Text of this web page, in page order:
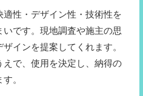
性・デザイン性・技術性を
です。現地調査や施主の思
インを提案してくれます。
で、使用を決定し、納得の
。